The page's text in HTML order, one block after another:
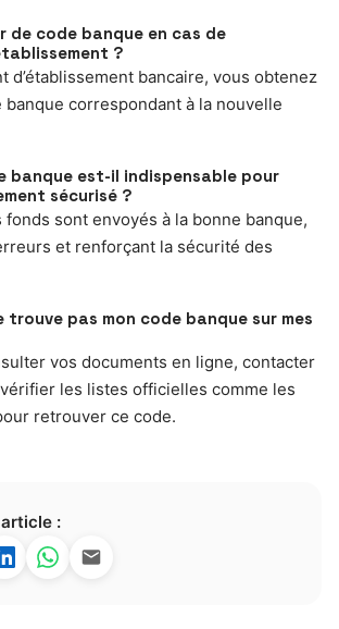
de code banque en cas de
?
d’établissement bancaire, vous obtenez
banque correspondant à la nouvelle
banque est-il indispensable pour
sécurisé ?
sont envoyés à la bonne banque,
et renforçant la sécurité des
trouve pas mon code banque sur mes
vos documents en ligne, contacter
les listes officielles comme les
retrouver ce code.
: